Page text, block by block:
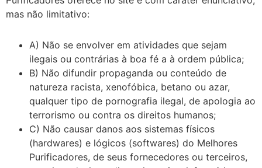
mas não limitativo:
A) Não se envolver em atividades que sejam
ilegais ou contrárias à boa fé a à ordem pública;
B) Não difundir propaganda ou conteúdo de
natureza racista, xenofóbica, betano ou azar,
qualquer tipo de pornografia ilegal, de apologia ao
terrorismo ou contra os direitos humanos;
C) Não causar danos aos sistemas físicos
(hardwares) e lógicos (softwares) do Melhores
Purificadores, de seus fornecedores ou terceiros,